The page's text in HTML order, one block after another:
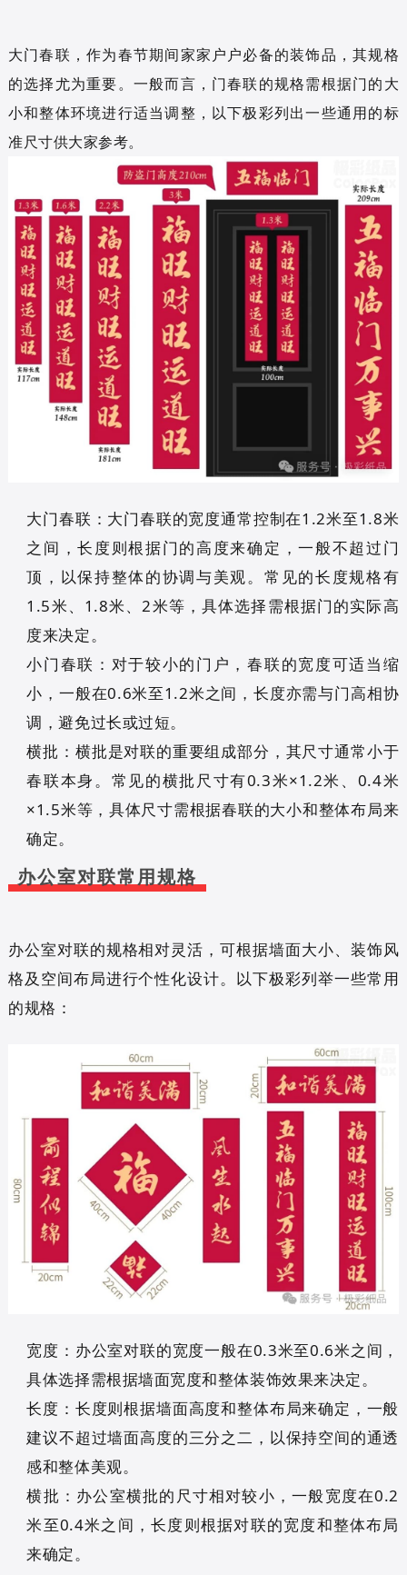
大门春联，作为春节期间家家户户必备的装饰品，其规格
的选择尤为重要。 一般而言，门春联的规格需根据门的大
小和整体环境进行适当调整，以下极彩列出一些通用的标
准尺寸供大家参考。
大门春联：大门春联的宽度通常控制在1.2米至1.8米
之间，长度则根据门的高度来确定，一般不超过门
顶，以保持整体的协调与美观。常见的长度规格有
1.5米、1.8米、2米等，具体选择需根据门的实际高
度来决定。
小门春联：对于较小的门户，春联的宽度可适当缩
小，一般在0.6米至1.2米之间，长度亦需与门高相协
调，避免过长或过短。
横批：横批是对联的重要组成部分，其尺寸通常小于
春联本身。常见的横批尺寸有0.3米×1.2米、0.4米
×1.5米等，具体尺寸需根据春联的大小和整体布局来
确定。
办公室对联常用规格
办公室对联的规格相对灵活，可根据墙面大小、装饰风
格及空间布局进行个性化设计。以下极彩列举一些常用
的规格：
宽度：办公室对联的宽度一般在0.3米至0.6米之间，
具体选择需根据墙面宽度和整体装饰效果来决定。
长度：长度则根据墙面高度和整体布局来确定，一般
建议不超过墙面高度的三分之二，以保持空间的通透
感和整体美观。
横批：办公室横批的尺寸相对较小，一般宽度在0.2
米至0.4米之间，长度则根据对联的宽度和整体布局
来确定。